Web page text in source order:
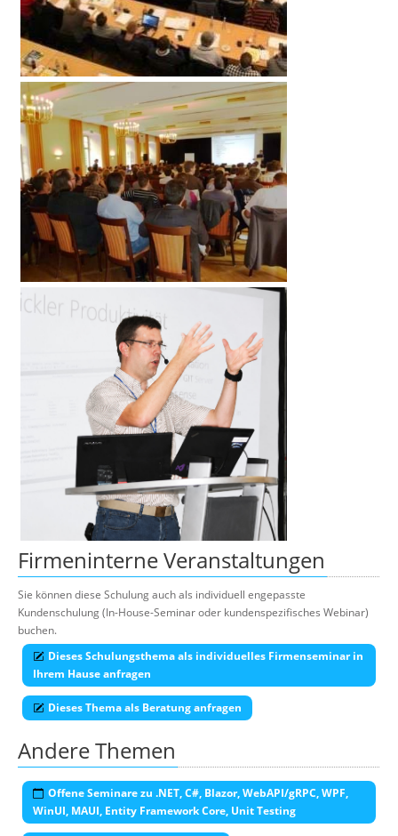
Firmeninterne Veranstaltungen
Sie können diese Schulung auch als individuell engepasste
Kundenschulung (In-House-Seminar oder kundenspezifisches Webinar)
buchen.
Dieses Schulungsthema als individuelles Firmenseminar in
Ihrem Hause anfragen
Dieses Thema als Beratung anfragen
Andere Themen
Offene Seminare zu .NET, C#, Blazor, WebAPI/gRPC, WPF,
WinUI, MAUI, Entity Framework Core, Unit Testing